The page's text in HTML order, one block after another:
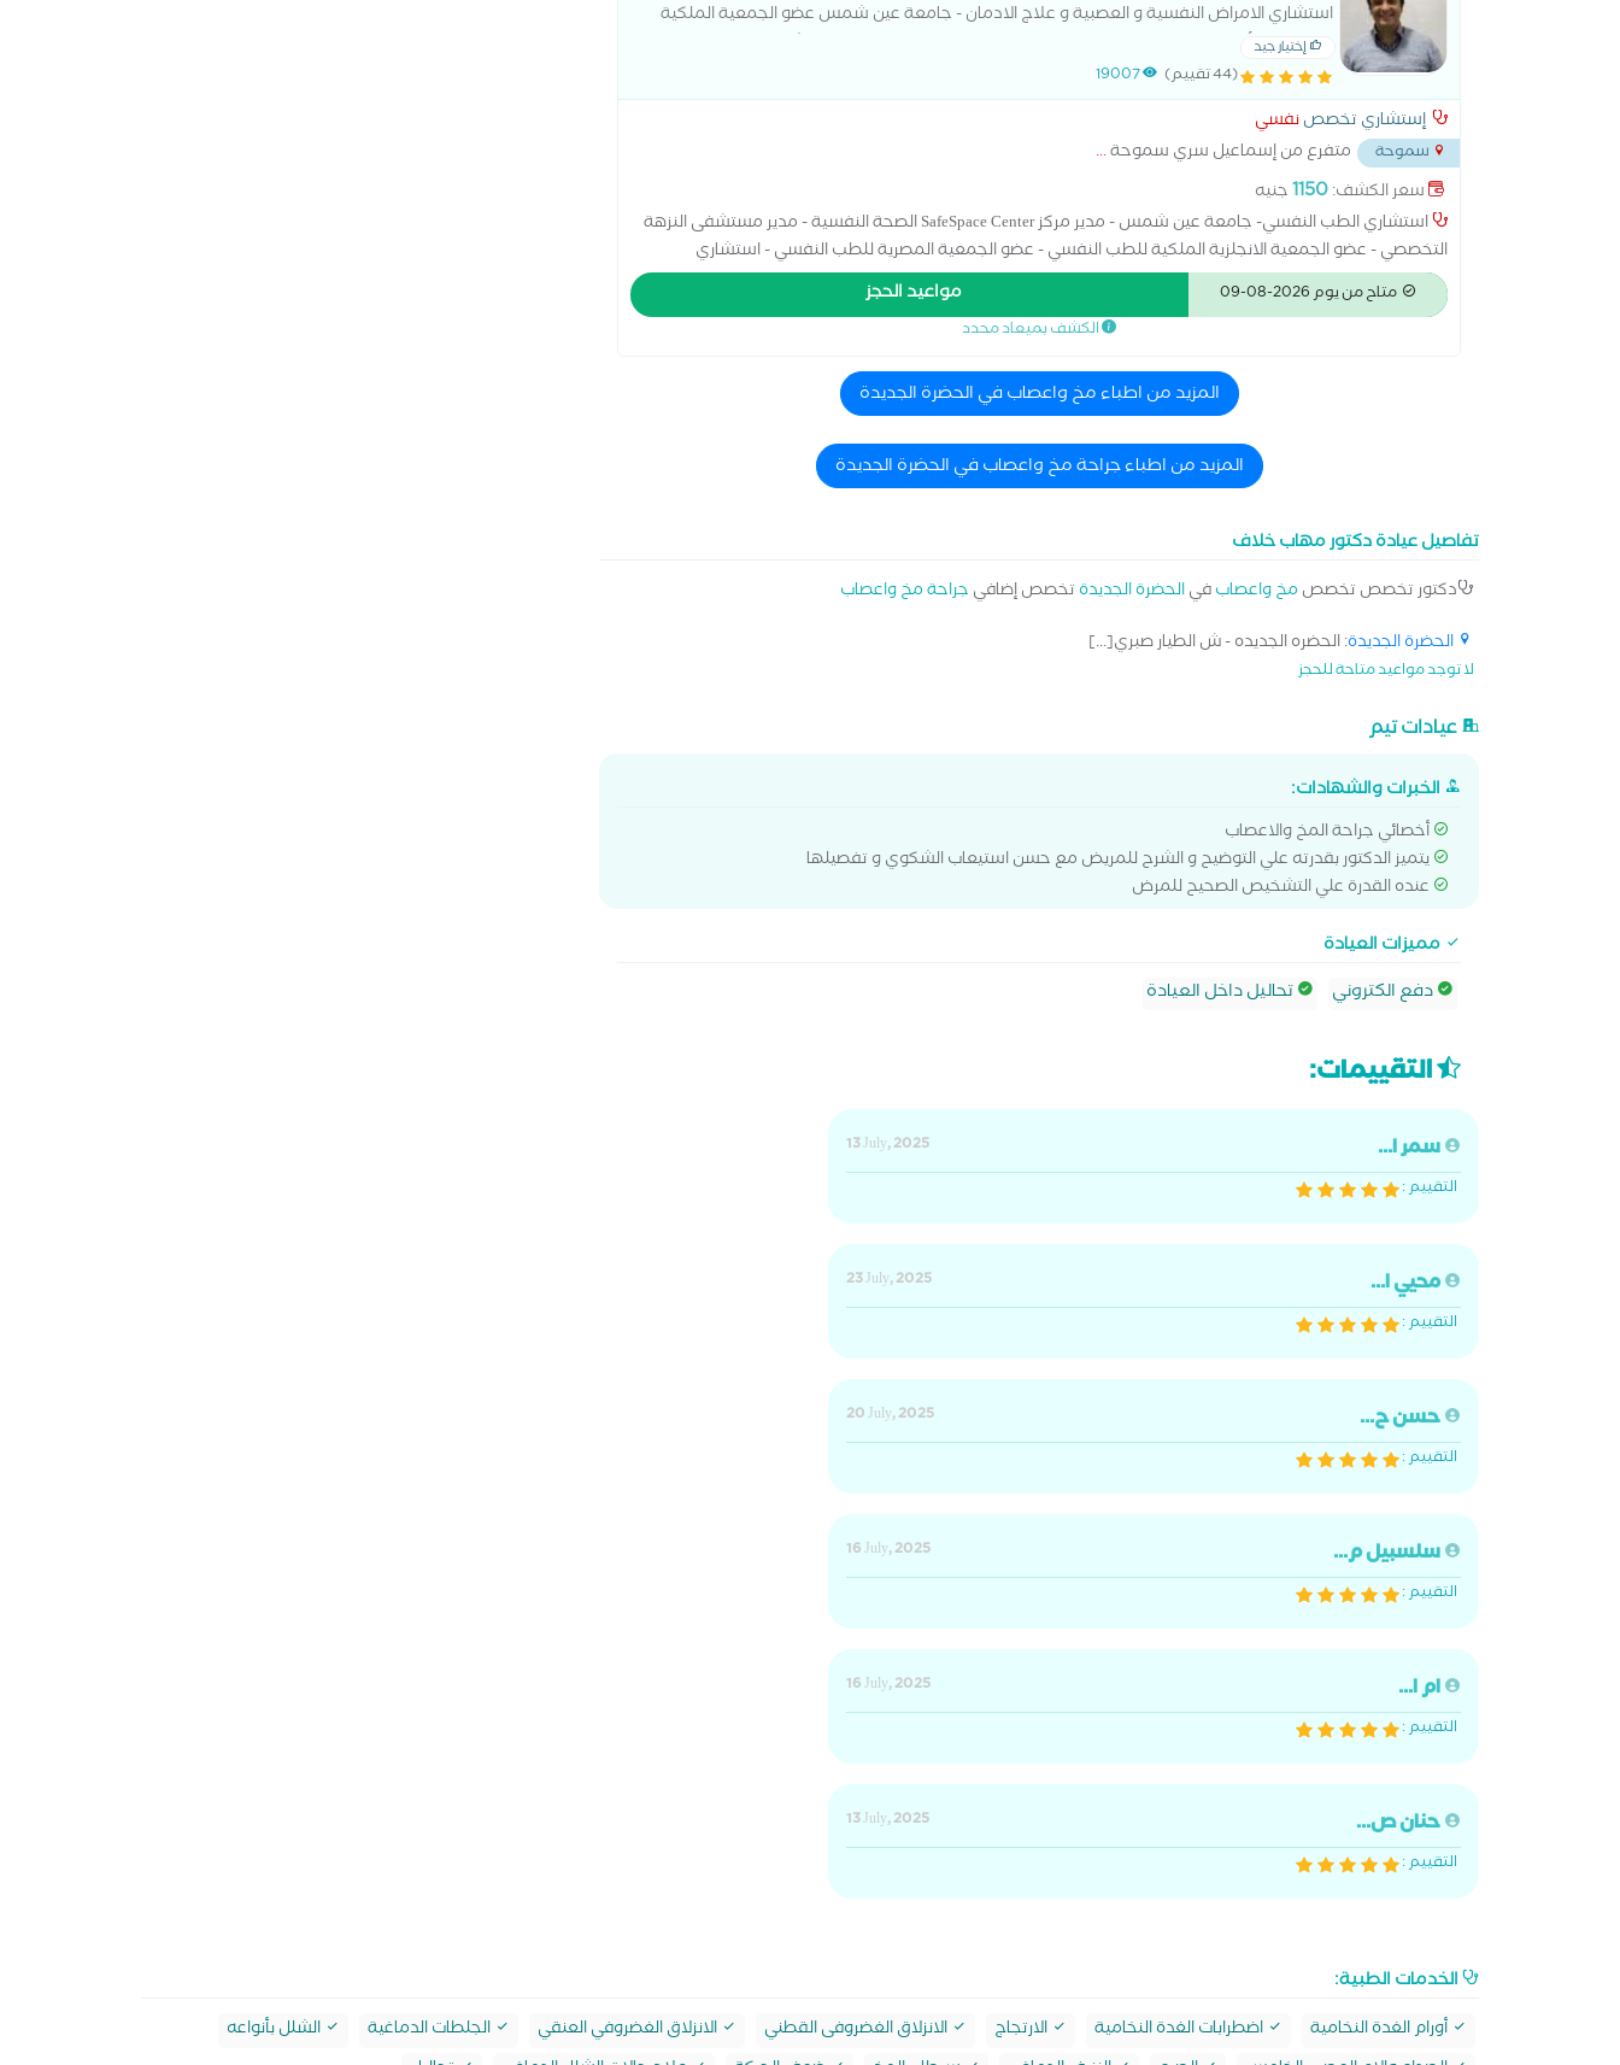
استشاري الامراض النفسية و العصبية و علاج الادمان - جامعة عين شمس عضو الجمعية الملكية
الانجليزية للأطباء النفسيين .عضو الجمعية المصرية للطب النفسي مدير مستشفى
إختيار جيد
(44 تقييم) 19007
إستشاري تخصصنفسي
سموحة متفرع من إسماعيل سري سموحة...
سعر الكشف:1150جنيه
استشاري الطب النفسي- جامعة عين شمس - مدير مركز SafeSpace Center الصحة النفسية - مدير مستشفى النزهة
التخصصي - عضو الجمعية الانجلزية الملكية للطب النفسي - عضو الجمعية المصرية للطب النفسي - استشاري
بمستشفى ريكوفري (Recovery) - متخصص امراض نفسية ، ادمان
متاح من يوم 2026-08-09 مواعيد الحجز
الكشف بميعاد محدد
المزيد من اطباء مخ واعصاب في الحضرة الجديدة
المزيد من اطباء جراحة مخ واعصاب في الحضرة الجديدة
تفاصيل عيادة دكتور مهاب خلاف
دكتور تخصص تخصص مخ واعصابفيالحضرة الجديدة تخصص إضافي جراحة مخ واعصاب
الحضرة الجديدة: الحضره الجديده - ش الطيار صبري[...]
لا توجد مواعيد متاحة للحجز
عيادات تيم
الخبرات والشهادات:
أخصائي جراحة المخ والاعصاب
يتميز الدكتور بقدرته علي التوضيح و الشرح للمريض مع حسن استيعاب الشكوي و تفصيلها
عنده القدرة علي التشخيص الصحيح للمرض
مميزات العيادة
دفع الكتروني
تحاليل داخل العيادة
التقييمات:
سمر ا...
13 July, 2025
التقييم :
محيي ا...
23 July, 2025
التقييم :
حسن ح...
20 July, 2025
التقييم :
سلسبيل م...
16 July, 2025
التقييم :
ام ا...
16 July, 2025
التقييم :
حنان ص...
13 July, 2025
التقييم :
الخدمات الطبية:
أورام الغدة النخامية اضطرابات الغدة النخامية الارتجاج الانزلاق الغضروفى القطني الانزلاق الغضروفي العنقي الجلطات الدماغية
الشلل بأنواعه